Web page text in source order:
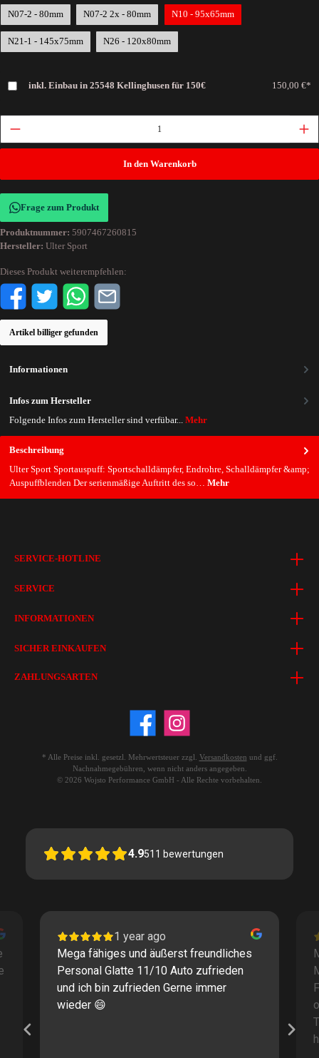
N07-2 - 80mm N07-2 2x - 80mm N10 - 95x65mm
N21-1 - 145x75mm N26 - 120x80mm
inkl. Einbau in 25548 Kellinghusen für 150€ 150,00 €*
In den Warenkorb
Frage zum Produkt
Produktnummer: 5907467260815
Hersteller: Ulter Sport
Dieses Produkt weiterempfehlen:
Artikel billiger gefunden
Beschreibung
Ulter Sport Sportauspuff: Sportschalldämpfer, Endrohre, Schalldämpfer &amp;
Auspuffblenden Der serienmäßige Auftritt des so… Mehr
Informationen
Infos zum Hersteller
Folgende Infos zum Hersteller sind verfübar... Mehr
SERVICE-HOTLINE
SERVICE
INFORMATIONEN
SICHER EINKAUFEN
ZAHLUNGSARTEN
* Alle Preise inkl. gesetzl. Mehrwertsteuer zzgl. Versandkosten und ggf.
Nachnahmegebühren, wenn nicht anders angegeben.
© 2026 Wojsto Performance GmbH - Alle Rechte vorbehalten.
4.9511 bewertungen
1 year ago
Mega fähiges und äußerst freundliches
Personal Glatte 11/10 Auto zufrieden
und ich bin zufrieden Gerne immer
wieder 😄